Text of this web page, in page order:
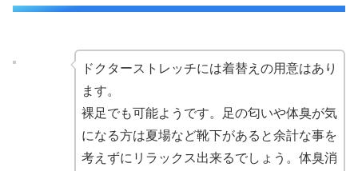
ドクターストレッチには着替えの用意はあり
ます。
裸足でも可能ようです。足の匂いや体臭が気
になる方は夏場など靴下があると余計な事を
考えずにリラックス出来るでしょう。体臭消